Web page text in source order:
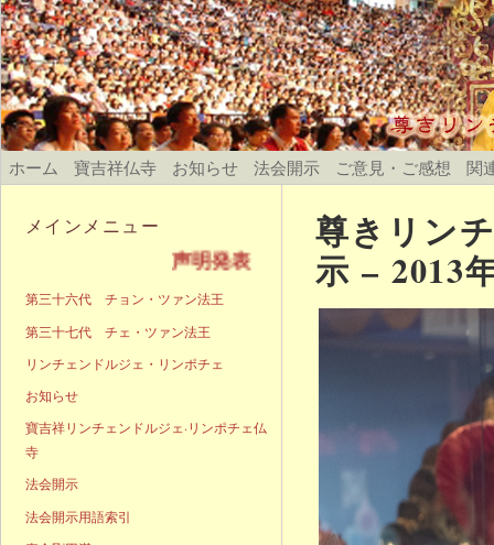
ホーム 寶吉祥仏寺 お知らせ 法会開示 ご意見・ご感想 関
尊きリン
示 – 2013
メインメニュー
第三十六代 チョン・ツァン法王
第三十七代 チェ・ツァン法王
リンチェンドルジェ・リンポチェ
お知らせ
寶吉祥リンチェンドルジェ·リンポチェ仏
寺
法会開示
法会開示用語索引